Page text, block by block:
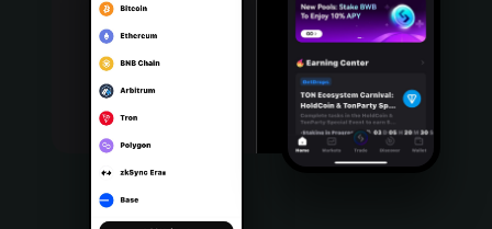
Português (Portugal)
Bahasa Indonesia
Português (Brasil)